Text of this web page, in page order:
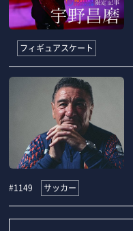
フィギュアスケート
#1149 サッカー